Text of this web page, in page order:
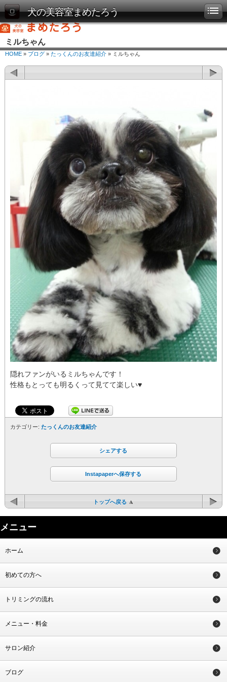
犬の美容室まめたろう
ミルちゃん
HOME » ブログ » たっくんのお友達紹介 » ミルちゃん
隠れファンがいるミルちゃんです！
性格もとっても明るくって見てて楽しい♥
カテゴリー: たっくんのお友達紹介
シェアする
Instapaperへ保存する
トップへ戻る
メニュー
ホーム
初めての方へ
トリミングの流れ
メニュー・料金
サロン紹介
ブログ